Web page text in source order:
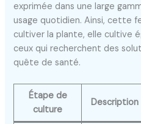
exprimée dans une large
usage quotidien. Ainsi, cette
cultiver la plante, elle cultive
ceux qui recherchent des
quête de santé.
Étape de
culture
Description